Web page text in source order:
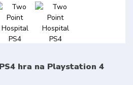
hra na Playstation 4